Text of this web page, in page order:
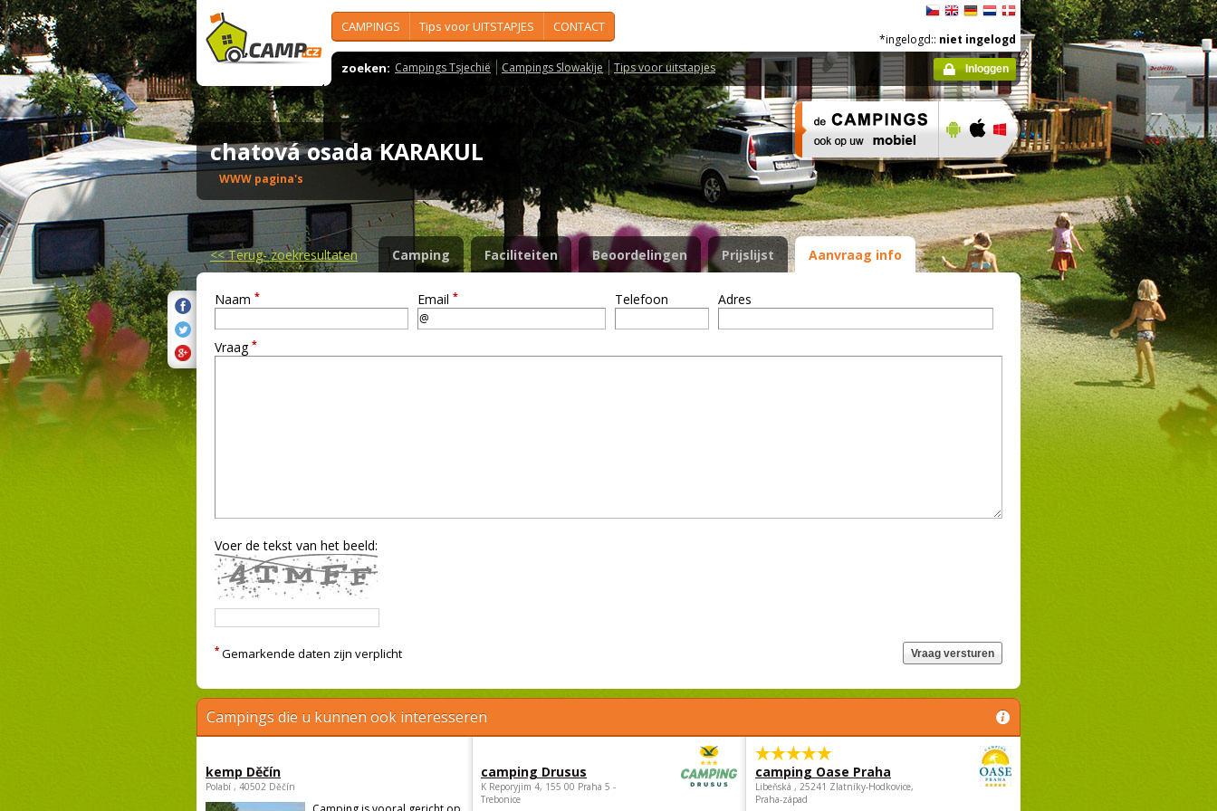
CAMPINGS Tips voor UITSTAPJES CONTACT
zoeken: Campings Tsjechië Campings Slowakije Tips voor uitstapjes
*ingelogd:: niet ingelogd
Inloggen
chatová osada KARAKUL
WWW pagina's
<<Terug- zoekresultaten Camping Faciliteiten Beoordelingen Prijslijst Aanvraag info
Naam * Email * Telefoon Adres
Vraag *
Voer de tekst van het beeld:
* Gemarkende daten zijn verplicht
Campings die u kunnen ook interesseren
kemp Děčín
Polabí , 40502 Děčín
camping Drusus
K Reporyjim 4, 155 00 Praha 5 -
Trebonice
camping Oase Praha
Libeňská , 25241 Zlatníky-Hodkovice,
Praha-západ